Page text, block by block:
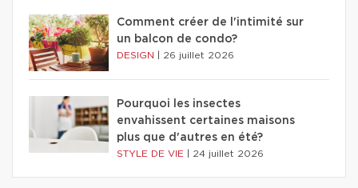
Comment créer de l'intimité sur
un balcon de condo?
DESIGN 26 juillet 2026
Pourquoi les insectes
envahissent certaines maisons
plus que d'autres en été?
STYLE DE VIE 24 juillet 2026